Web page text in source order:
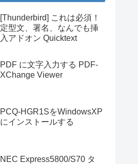
[Thunderbird] これは必須！
定型文、署名、なんでも挿
入アドオン Quicktext
PDF に文字入力する PDF-
XChange Viewer
PCQ-HGR1SをWindowsXP
にインストールする
NEC Express5800/S70 タ